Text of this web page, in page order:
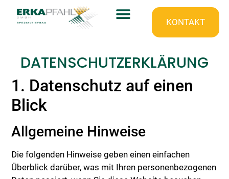
KONTAKT
DATENSCHUTZERKLÄRUNG
1. Datenschutz auf einen
Blick
Allgemeine Hinweise
Die folgenden Hinweise geben einen einfachen
Überblick darüber, was mit Ihren personenbezogenen